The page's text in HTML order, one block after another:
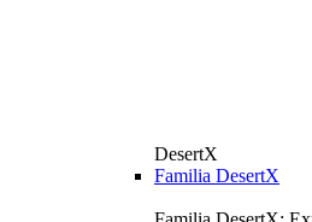
DesertX
Familia DesertX